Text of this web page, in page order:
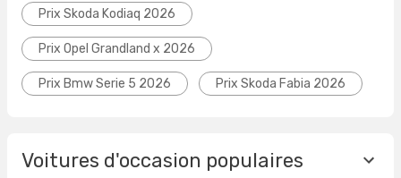
Prix Skoda Kodiaq 2026
Prix Opel Grandland x 2026
Prix Bmw Serie 5 2026 Prix Skoda Fabia 2026
Voitures d'occasion populaires